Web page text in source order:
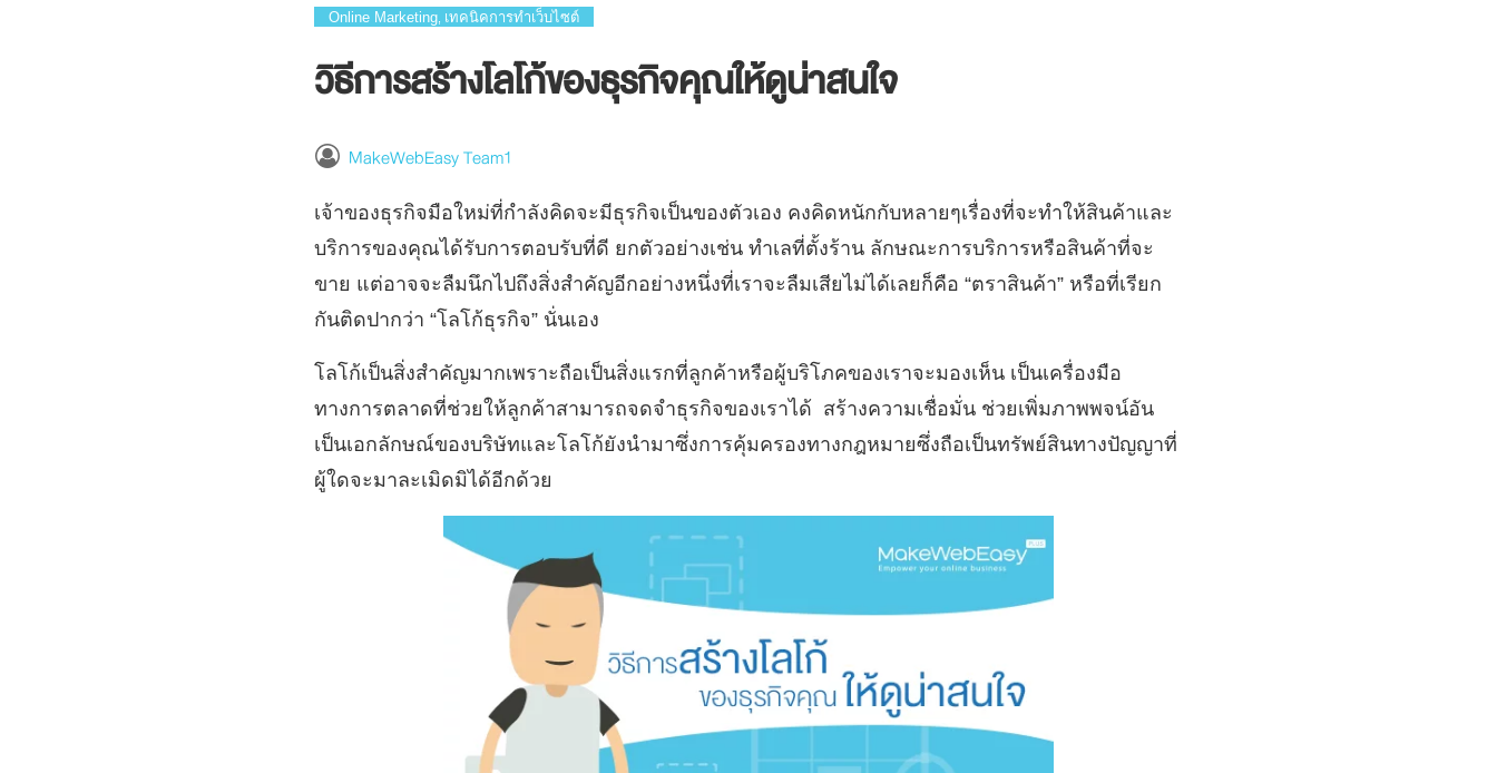
Online Marketing เทคนิคการทำเว็บไซต์
วิธีการสร้างโลโก้ของธุรกิจคุณให้ดูน่าสนใจ
MakeWebEasy Team1
เจ้าของธุรกิจมือใหม่ที่กำลังคิดจะมีธุรกิจเป็นของตัวเอง คงคิดหนักกับหลายๆเรื่องที่จะทำให้สินค้าและ
บริการของคุณได้รับการตอบรับที่ดี ยกตัวอย่างเช่น ทำเลที่ตั้งร้าน ลักษณะการบริการหรือสินค้าที่จะ
ขาย แต่อาจจะลืมนึกไปถึงสิ่งสำคัญอีกอย่างหนึ่งที่เราจะลืมเสียไม่ได้เลยก็คือ “ตราสินค้า” หรือที่เรียก
กันติดปากว่า “โลโก้ธุรกิจ” นั่นเอง
โลโก้เป็นสิ่งสำคัญมากเพราะถือเป็นสิ่งแรกที่ลูกค้าหรือผู้บริโภคของเราจะมองเห็น เป็นเครื่องมือ
ทางการตลาดที่ช่วยให้ลูกค้าสามารถจดจำธุรกิจของเราได้ สร้างความเชื่อมั่น ช่วยเพิ่มภาพพจน์อัน
เป็นเอกลักษณ์ของบริษัทและโลโก้ยังนำมาซึ่งการคุ้มครองทางกฎหมายซึ่งถือเป็นทรัพย์สินทางปัญญาที่
ผู้ใดจะมาละเมิดมิได้อีกด้วย